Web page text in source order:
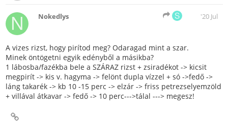
Nokedlys '20 Jul
A vizes rizst, hogy pirítod meg? Odaragad mint a szar.
Minek öntögetni egyik edényből a másikba?
1 lábosba/fazékba bele a SZÁRAZ rizst + zsiradékot -> kicsit
megpirít -> kis v. hagyma -> felönt dupla vízzel + só ->fedő ->
láng takarék -> kb 10 -15 perc -> elzár -> friss petrezselyemzöld
+ villával átkavar -> fedő -> 10 perc--->tálal ---> megesz!